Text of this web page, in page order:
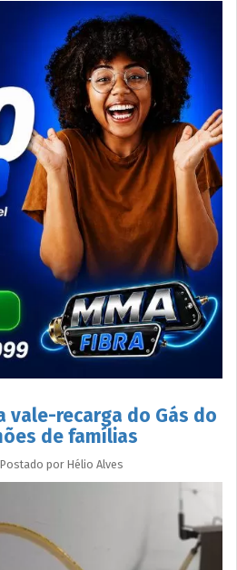
vale-recarga do Gás do
de famílias
Postado por Hélio Alves